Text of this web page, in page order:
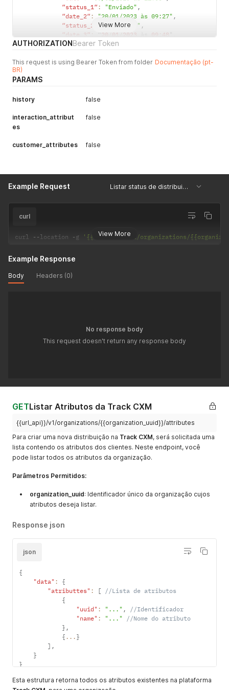
View More
“status_1“ : "Enviado" ,
“date_2“ : "20/01/2023 às 09:27" ,
“status_2“ : "Recebido" ,
“date_3“ : “20 / 01 / 2023 09 : 48 "
"status_3“: "Aberto"
“status_4“ : "Clicado",
],
"message"
AUTHORIZATIONBearer Token
This request is using Bearer Token from folder Documentação (pt-
BR)
PARAMS
history false
interaction_attribut
es
false
customer_attributes false
Example Request Listar status de distribuições da Track CXM
View More
curl
curl --location -g '{{url_api}}/v1/organizations/
Example Response
Body Headers (0)
No response body
This request doesn't return any response body
GETListar Atributos da Track CXM
{{url_api}}/v1/organizations/{{organization_uuid}}/attributes
Para criar uma nova distribuição na Track CXM, será solicitada uma
lista contendo os atributos dos clientes. Neste endpoint, você
pode listar todos os atributos da organização.
Parâmetros Permitidos:
organization_uuid: Identificador único da organização cujos
atributos deseja listar.
Response json
json
{
"data" :
{
"atributtes" : [
//Lista de atributos
{
"uuid" : "..." ,
//Identificador
"name" : "..."
//Nome do atributo
} ,
{ ... }
] ,
}
}
Esta estrutura retorna todos os atributos existentes na plataforma